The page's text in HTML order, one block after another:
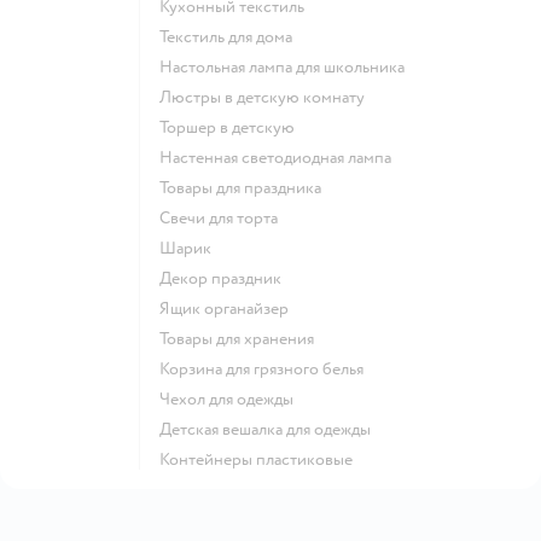
Кухонный текстиль
Текстиль для дома
Настольная лампа для школьника
Люстры в детскую комнату
Торшер в детскую
Настенная светодиодная лампа
Товары для праздника
Свечи для торта
Шарик
Декор праздник
Ящик органайзер
Товары для хранения
Корзина для грязного белья
Чехол для одежды
Детская вешалка для одежды
Контейнеры пластиковые